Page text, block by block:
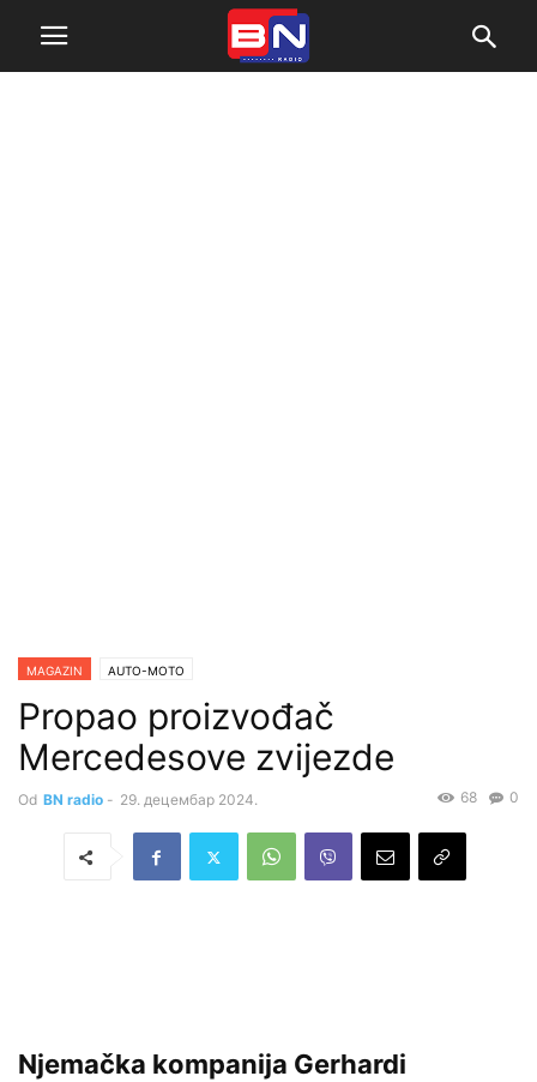
MAGAZIN AUTO-MOTO
Propao proizvođač
Mercedesove zvijezde
Od BN radio - 29. децембар 2024. 0
68
Njemačka kompanija Gerhardi